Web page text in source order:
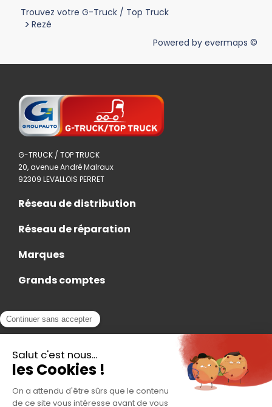
Trouvez votre G-Truck / Top Truck
> Rezé
Powered by evermaps ©
G-TRUCK / TOP TRUCK
20, avenue André Malraux
92309 LEVALLOIS PERRET
Réseau de distribution
Réseau de réparation
Marques
Grands comptes
Actualités
Contact